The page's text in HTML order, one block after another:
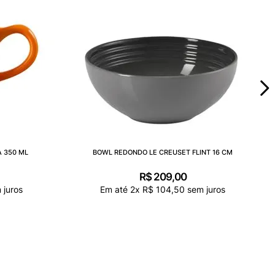
350 ML
juros
BOWL REDONDO LE CREUSET FLINT 16 CM
R$ 209,00
Em até 2x R$ 104,50 sem juros